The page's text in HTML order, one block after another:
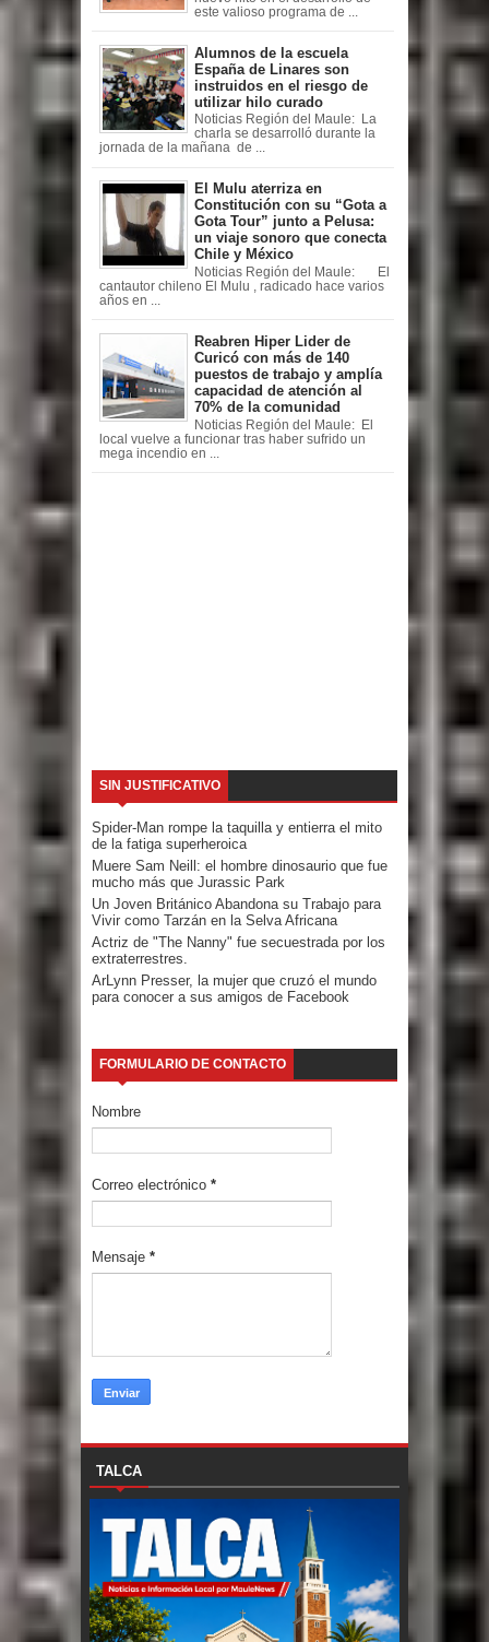
este valioso programa de ...
Alumnos de la escuela
España de Linares son
instruidos en el riesgo de
utilizar hilo curado
Noticias Región del Maule: La
charla se desarrolló durante la
jornada de la mañana de ...
El Mulu aterriza en
Constitución con su “Gota a
Gota Tour” junto a Pelusa:
un viaje sonoro que conecta
Chile y México
Noticias Región del Maule: El
cantautor chileno El Mulu , radicado hace varios
años en ...
Reabren Hiper Lider de
Curicó con más de 140
puestos de trabajo y amplía
capacidad de atención al
70% de la comunidad
Noticias Región del Maule: El
local vuelve a funcionar tras haber sufrido un
mega incendio en ...
SIN JUSTIFICATIVO
Spider-Man rompe la taquilla y entierra el mito
de la fatiga superheroica
Muere Sam Neill: el hombre dinosaurio que fue
mucho más que Jurassic Park
Un Joven Británico Abandona su Trabajo para
Vivir como Tarzán en la Selva Africana
Actriz de "The Nanny" fue secuestrada por los
extraterrestres.
ArLynn Presser, la mujer que cruzó el mundo
para conocer a sus amigos de Facebook
FORMULARIO DE CONTACTO
Nombre
Correo electrónico *
Mensaje *
TALCA